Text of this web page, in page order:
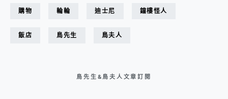
購物 輪輪 迪士尼 鐘樓怪人
飯店 鳥先生 鳥夫人
鳥先生&鳥夫人文章訂閱